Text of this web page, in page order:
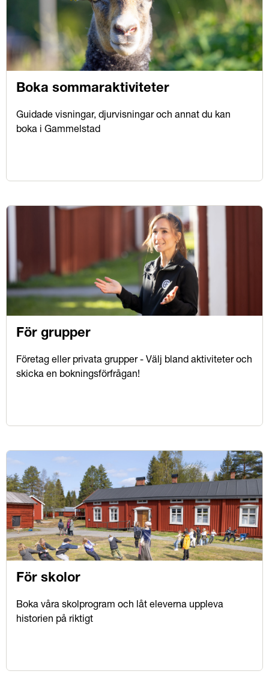
Boka sommaraktiviteter
Guidade visningar, djurvisningar och annat du kan
boka i Gammelstad
För grupper
Företag eller privata grupper - Välj bland aktiviteter och
skicka en bokningsförfrågan!
För skolor
Boka våra skolprogram och låt eleverna uppleva
historien på riktigt